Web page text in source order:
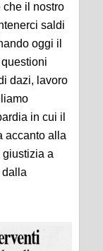
che il nostro
saldi
oggi il
dazi, lavoro
in cui il
accanto alla
giustizia a
dalla